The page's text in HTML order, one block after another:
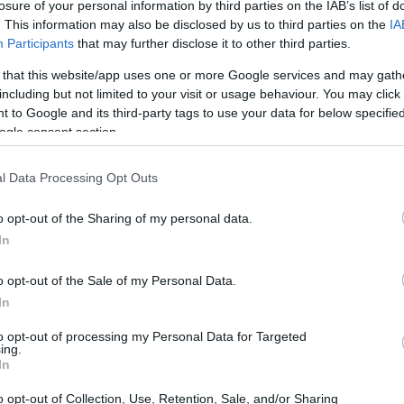
of your personal information by third parties on the IAB’s list of
This information may also be disclosed by us to third parties on the
Participants that may further disclose it to other third parties.
that this website/app uses one or more Google services and may
but not limited to your visit or usage behaviour. You may
to Google and its third-party tags to use your data for below
consent section.
Data Processing Opt Outs
opt-out of the Sharing of my personal data.
opt-out of the Sale of my Personal Data.
opt-out of processing my Personal Data for Targeted
opt-out of Collection, Use, Retention, Sale, and/or Sharing
italiano, sta rapidamente guadagnando
attuale preparatore fisico di Sinner e
ha recentemente condiviso interessanti
atleti. Entrambi, secondo Panichi, vivono
loro vita a questo sport. Sinner, come
si diverte e si sente realizzato solo
che va oltre il semplice